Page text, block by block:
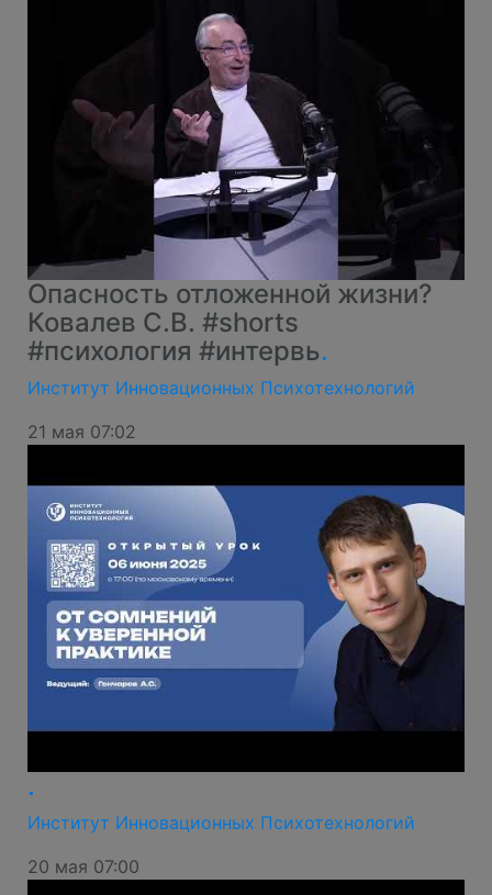
Опасность отложенной жизни?
Ковалев С.В. #shorts
#психология #интервь.
Институт Инновационных Психотехнологий
21 мая 07:02
.
Институт Инновационных Психотехнологий
20 мая 07:00